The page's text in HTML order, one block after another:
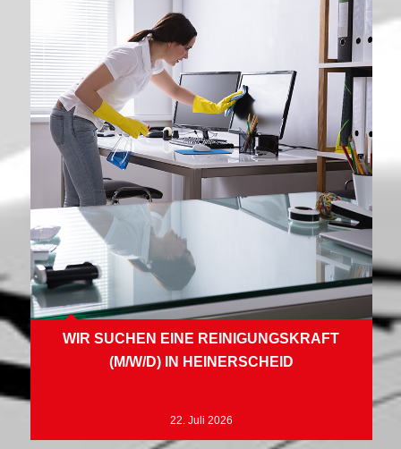
WIR SUCHEN EINE REINIGUNGSKRAFT
(M/W/D) IN HEINERSCHEID
22. Juli 2026